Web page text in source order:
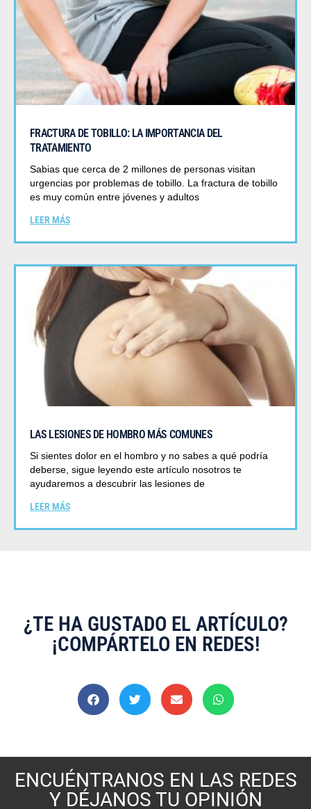
FRACTURA DE TOBILLO: LA IMPORTANCIA DEL
TRATAMIENTO
Sabias que cerca de 2 millones de personas visitan
urgencias por problemas de tobillo. La fractura de tobillo
es muy común entre jóvenes y adultos
LEER MÁS
LAS LESIONES DE HOMBRO MÁS COMUNES
Si sientes dolor en el hombro y no sabes a qué podría
deberse, sigue leyendo este artículo nosotros te
ayudaremos a descubrir las lesiones de
LEER MÁS
¿TE HA GUSTADO EL ARTÍCULO?
¡COMPÁRTELO EN REDES!
ENCUÉNTRANOS EN LAS REDES
Y DÉJANOS TU OPINIÓN